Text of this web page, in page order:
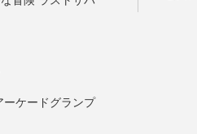
ーケードグランプ